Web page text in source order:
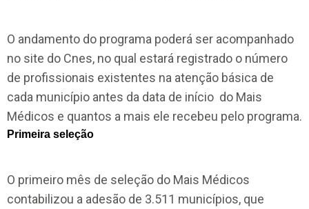
O andamento do programa poderá ser acompanhado
no site do Cnes, no qual estará registrado o número
de profissionais existentes na atenção básica de
cada município antes da data de início do Mais
Médicos e quantos a mais ele recebeu pelo programa.
Primeira seleção
O primeiro mês de seleção do Mais Médicos
contabilizou a adesão de 3.511 municípios, que